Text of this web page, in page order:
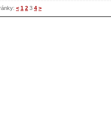
< 1 2 3 4 >